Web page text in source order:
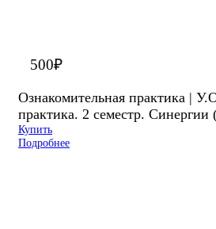
500₽
Ознакомительная практика |
практика. 2 семестр.
Купить
Подробнее